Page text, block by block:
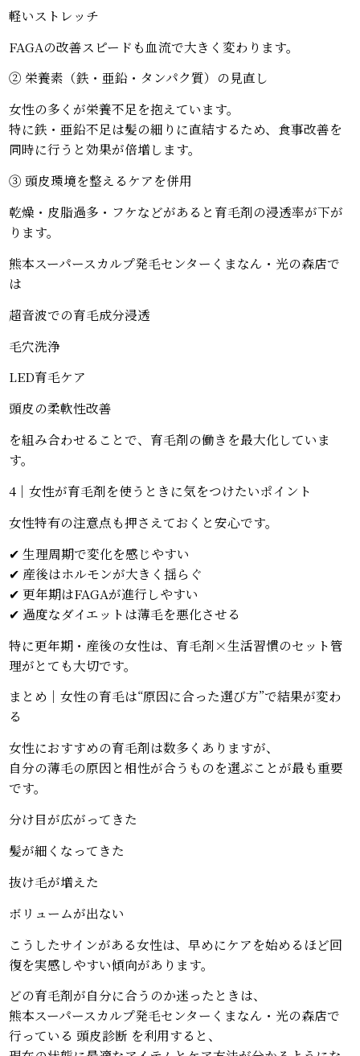
軽いストレッチ
FAGAの改善スピードも血流で大きく変わります。
② 栄養素（鉄・亜鉛・タンパク質）の見直し
女性の多くが栄養不足を抱えています。
特に鉄・亜鉛不足は髪の細りに直結するため、食事改善を
同時に行うと効果が倍増します。
③ 頭皮環境を整えるケアを併用
乾燥・皮脂過多・フケなどがあると育毛剤の浸透率が下が
ります。
熊本スーパースカルプ発毛センターくまなん・光の森店で
は
超音波での育毛成分浸透
毛穴洗浄
LED育毛ケア
頭皮の柔軟性改善
を組み合わせることで、育毛剤の働きを最大化していま
す。
4｜女性が育毛剤を使うときに気をつけたいポイント
女性特有の注意点も押さえておくと安心です。
✔ 生理周期で変化を感じやすい
✔ 産後はホルモンが大きく揺らぐ
✔ 更年期はFAGAが進行しやすい
✔ 過度なダイエットは薄毛を悪化させる
特に更年期・産後の女性は、育毛剤×生活習慣のセット管
理がとても大切です。
まとめ｜女性の育毛は“原因に合った選び方”で結果が変わ
る
女性におすすめの育毛剤は数多くありますが、
自分の薄毛の原因と相性が合うものを選ぶことが最も重要
です。
分け目が広がってきた
髪が細くなってきた
抜け毛が増えた
ボリュームが出ない
こうしたサインがある女性は、早めにケアを始めるほど回
復を実感しやすい傾向があります。
どの育毛剤が自分に合うのか迷ったときは、
熊本スーパースカルプ発毛センターくまなん・光の森店で
行っている 頭皮診断 を利用すると、